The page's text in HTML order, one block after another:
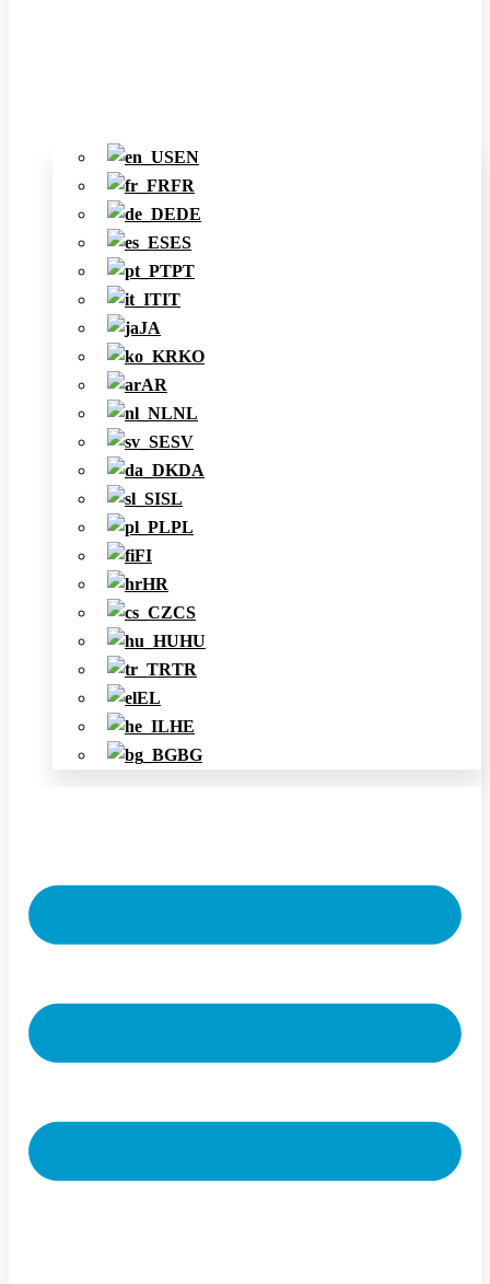
EN
FR
DE
ES
PT
IT
JA
KO
AR
NL
SV
DA
SL
PL
FI
HR
CS
HU
TR
EL
HE
BG